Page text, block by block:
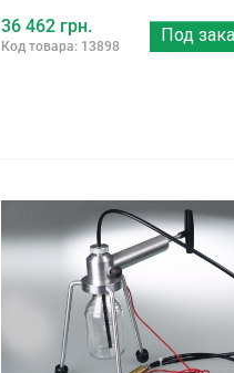
36 462 грн.
Код товара: 13898
Под